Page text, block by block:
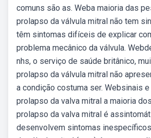
comuns são as. Weba maioria das
prolapso da válvula mitral não tem
têm sintomas difíceis de explicar
problema mecânico da válvula.
nhs, o serviço de saúde britânico,
prolapso da válvula mitral não
a condição costuma ser. Websinais
prolapso da valva mitral a maioria
prolapso da valva mitral é
desenvolvem sintomas